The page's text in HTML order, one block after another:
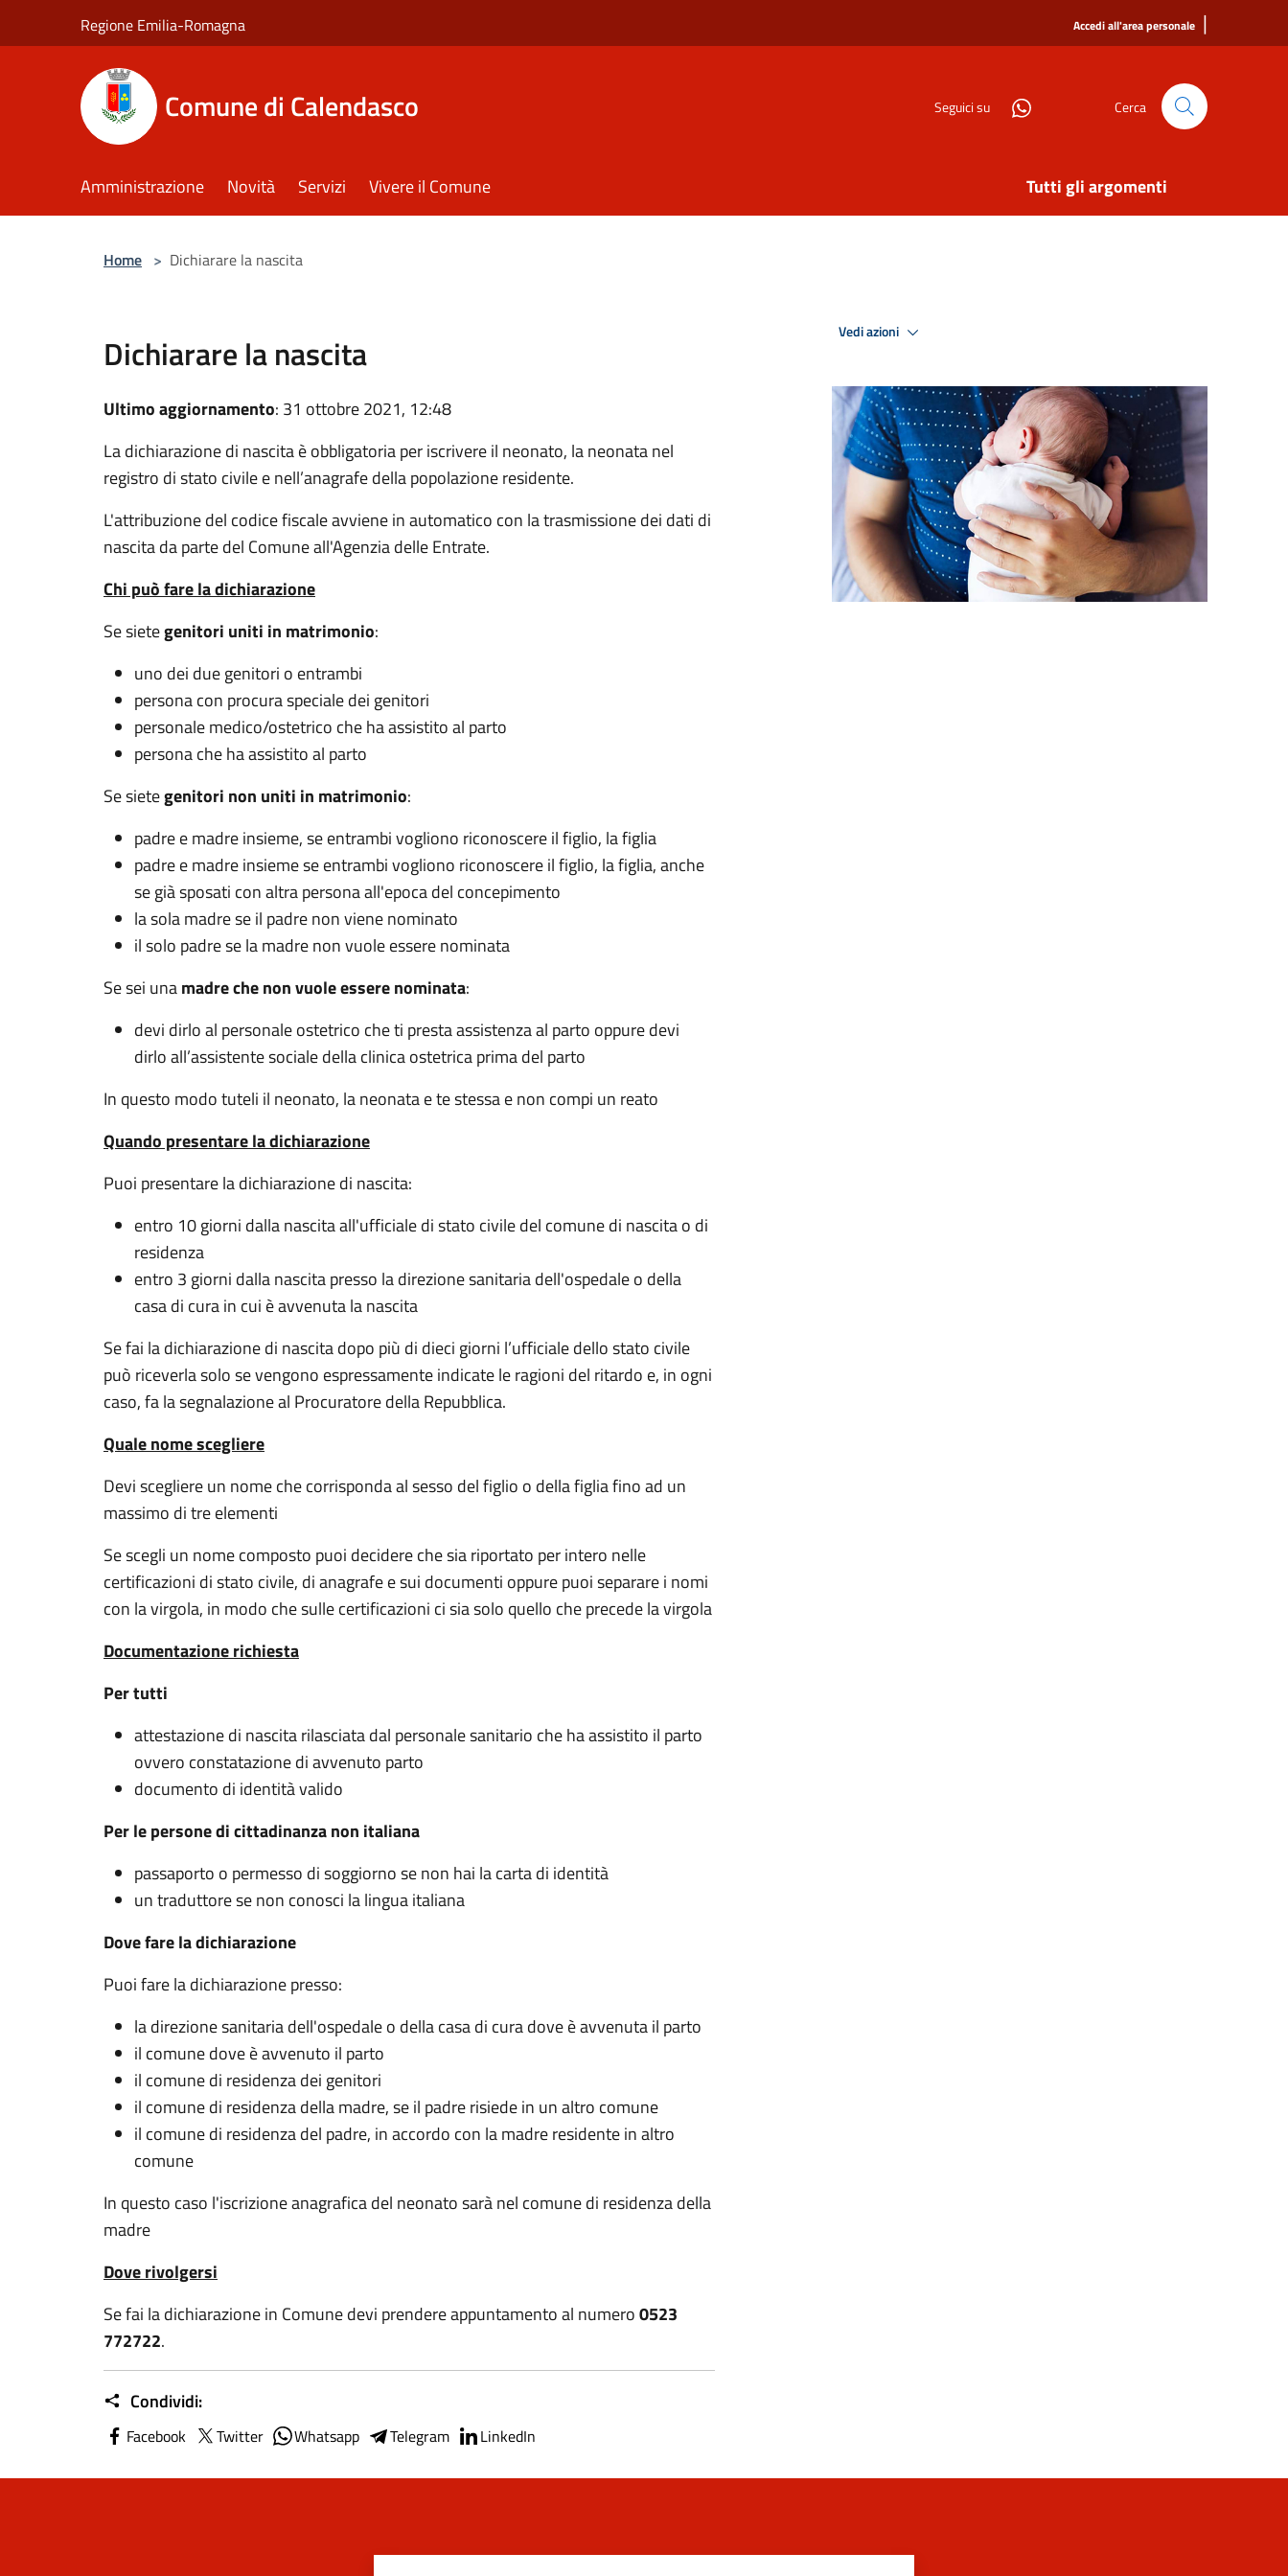
Regione Emilia-Romagna Accedi all'area personale |
Comune di Calendasco Seguici su Cerca
Amministrazione Novità Servizi Vivere il Comune Tutti gli argomenti
Home > Dichiarare la nascita
Dichiarare la nascita
Ultimo aggiornamento: 31 ottobre 2021, 12:48
La dichiarazione di nascita è obbligatoria per iscrivere il neonato, la neonata nel
registro di stato civile e nell’anagrafe della popolazione residente.
L'attribuzione del codice fiscale avviene in automatico con la trasmissione dei dati di
nascita da parte del Comune all'Agenzia delle Entrate.
Chi può fare la dichiarazione
Se sietegenitori uniti in matrimonio:
uno dei due genitori o entrambi
persona con procura speciale dei genitori
personale medico/ostetrico che ha assistito al parto
persona che ha assistito al parto
Se sietegenitori non uniti in matrimonio:
padre e madre insieme, se entrambi vogliono riconoscere il figlio, la figlia
padre e madre insieme se entrambi vogliono riconoscere il figlio, la figlia, anche
se già sposati con altra persona all'epoca del concepimento
la sola madre se il padre non viene nominato
il solo padre se la madre non vuole essere nominata
Se sei unamadre che non vuole essere nominata:
devi dirlo al personale ostetrico che ti presta assistenza al parto oppure devi
dirlo all’assistente sociale della clinica ostetrica prima del parto
In questo modo tuteli il neonato, la neonata e te stessa e non compi un reato
Quando presentare la dichiarazione
Puoi presentare la dichiarazione di nascita:
entro 10 giorni dalla nascita all'ufficiale di stato civile del comune di nascita o di
residenza
entro 3 giorni dalla nascita presso la direzione sanitaria dell'ospedale o della
casa di cura in cui è avvenuta la nascita
Se fai la dichiarazione di nascita dopo più di dieci giorni l’ufficiale dello stato civile
può riceverla solo se vengono espressamente indicate le ragioni del ritardo e, in ogni
caso, fa la segnalazione al Procuratore della Repubblica.
Quale nome scegliere
Devi scegliere un nome che corrisponda al sesso del figlio o della figlia fino ad un
massimo di tre elementi
Se scegli un nome composto puoi decidere che sia riportato per intero nelle
certificazioni di stato civile, di anagrafe e sui documenti oppure puoi separare i nomi
con la virgola, in modo che sulle certificazioni ci sia solo quello che precede la virgola
Documentazione richiesta
Per tutti
attestazione di nascita rilasciata dal personale sanitario che ha assistito il parto
ovvero constatazione di avvenuto parto
documento di identità valido
Per le persone di cittadinanza non italiana
passaporto o permesso di soggiorno se non hai la carta di identità
un traduttore se non conosci la lingua italiana
Dove fare la dichiarazione
Puoi fare la dichiarazione presso:
la direzione sanitaria dell'ospedale o della casa di cura dove è avvenuta il parto
il comune dove è avvenuto il parto
il comune di residenza dei genitori
il comune di residenza della madre, se il padre risiede in un altro comune
il comune di residenza del padre, in accordo con la madre residente in altro
comune
In questo caso l'iscrizione anagrafica del neonato sarà nel comune di residenza della
madre
Dove rivolgersi
Se fai la dichiarazione in Comune devi prendere appuntamento al numero0523
772722.
Condividi:
Facebook Twitter Whatsapp Telegram LinkedIn
Vedi azioni